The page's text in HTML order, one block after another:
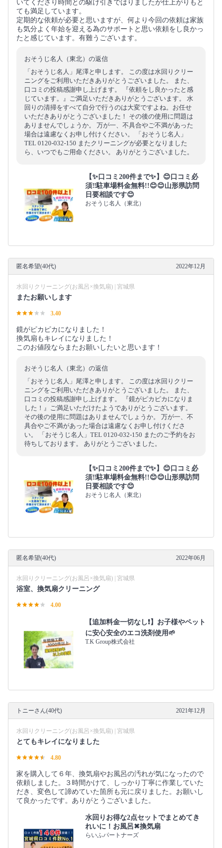
いてくださり時間との駆け引きではりましたが仕上がりもと
ても満足しています。
定期的な依頼が必要と思いますが、何より今回の依頼は家族
も気分よく年始を迎える為のサポートと思い依頼をし良かっ
たと感じています。有難うございます。
おそうじ名人（東北）の返信
「おそうじ名人」尾澤と申します。 この度は水回りクリー
ニングをご利用いただきありがとうございました。 また、
口コミの投稿感謝申し上げます。 『依頼をし良かったと感
じています。』ご満足いただきありがとうございます。 水
回りの清掃をすべて自分で行うのは大変ですよね。お任せ
いただきありがとうございました！ その後の使用に問題は
ありませんでしょうか。 万が一、不具合やご不満があった
場合は遠慮なくお申し付けください。 「おそうじ名人」
TEL 0120-032-150 またクリーニングが必要となりました
ら、いつでもご用命ください。 ありがとうございました。
【✨口コミ200件まで✨】😊口コミ必
須‼️駐車場料金無料!!😊😊山形県訪問
日要相談です😊
おそうじ名人（東北）
匿名希望(40代) 2022年12月
水回りクリーニング(お風呂×換気扇) | 宮城県
またお願いします
3.40
鏡がピカピカになりました！
換気扇もキレイになりました！
このお値段ならまたお願いしたいと思います！
おそうじ名人（東北）の返信
「おそうじ名人」尾澤と申します。 この度は水回りクリー
ニングをご利用いただきありがとうございました。 また、
口コミの投稿感謝申し上げます。 『鏡がピカピカになりま
した！』ご満足いただけたようでありがとうございます。
その後の使用に問題はありませんでしょうか。 万が一、不
具合やご不満があった場合は遠慮なくお申し付けくださ
い。 「おそうじ名人」TEL 0120-032-150 またのご予約をお
待ちしております。 ありがとうございました。
【✨口コミ200件まで✨】😊口コミ必
須‼️駐車場料金無料!!😊😊山形県訪問
日要相談です😊
おそうじ名人（東北）
匿名希望(40代) 2022年06月
水回りクリーニング(お風呂×換気扇) | 宮城県
浴室、換気扇クリーニング
4.00
【追加料金一切なし❗️】お子様やペット
に安心安全のエコ洗剤使用🌱
T.K Group株式会社
トニーさん(40代) 2021年12月
水回りクリーニング(お風呂×換気扇) | 宮城県
とてもキレイになりました
4.80
家を購入して６年、換気扇やお風呂の汚れが気になったので
依頼しました。３時間かけて、しっかり丁寧に作業していた
だき、変色して諦めていた箇所も元に戻りました。お願いし
て良かったです。ありがとうございました。
水回りお得な2点セットでまとめてき
れいに！お風呂✖︎換気扇
らいふパートナーズ